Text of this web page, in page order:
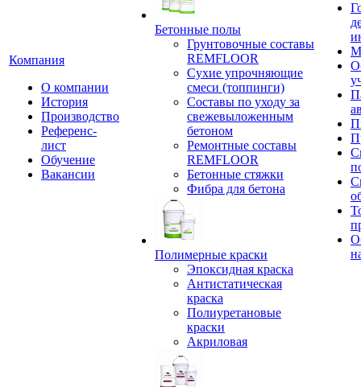
Компания
О компании
История
Производство
Референс-
лист
Обучение
Вакансии
Бетонные полы
Грунтовочные составы
REMFLOOR
Сухие упрочняющие
смеси (топпинги)
Составы по уходу за
свежевыложенным
бетоном
Ремонтные составы
REMFLOOR
Бетонные стяжки
Фибра для бетона
Полимерные краски
Эпоксидная краска
Антистатическая
краска
Полиуретановые
краски
Акриловая